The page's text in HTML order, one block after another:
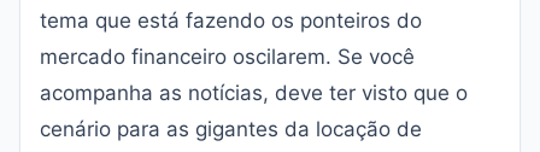
tema que está fazendo os ponteiros do
mercado financeiro oscilarem. Se você
acompanha as notícias, deve ter visto que o
cenário para as gigantes da locação de